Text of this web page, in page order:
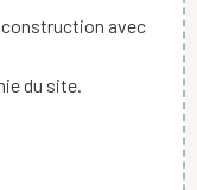
avec
du site.